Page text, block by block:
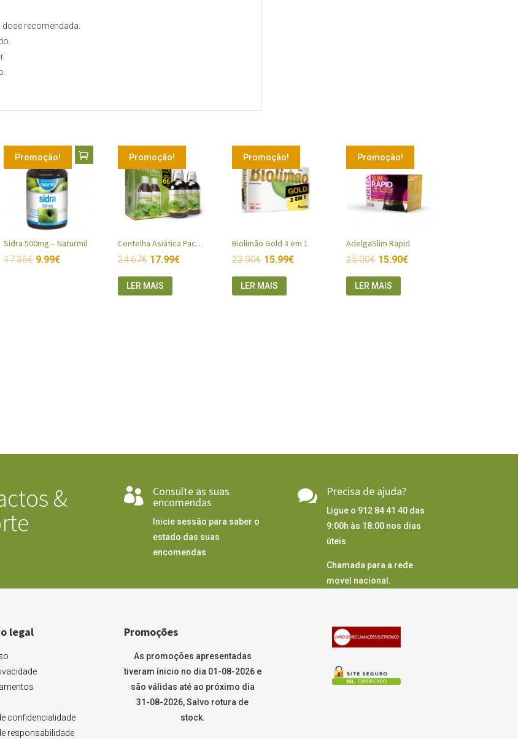
recomendada.
Promoção!
Sidra 500mg – Naturmil
17.36€ 9.99€
Promoção!
Centelha Asiática Pack 2 unidades
24.67€ 17.99€
LER MAIS
Promoção!
Biolimão Gold 3 em 1
23.90€ 15.99€
LER MAIS
Promoção!
AdelgaSlim Rapid
25.00€ 15.90€
LER MAIS
&
 Consulte as suas
encomendas
Inicie sessão para saber o
estado das suas
encomendas
 Precisa de ajuda?
Ligue o 912 84 41 40 das
9:00h às 18:00 nos dias
úteis
Chamada para a rede
movel nacional.
legal
confidencialidade
responsabilidade
Promoções
As promoções apresentadas
tiveram ínicio no dia 01-08-2026 e
são válidas até ao próximo dia
31-08-2026, Salvo rotura de
stock.